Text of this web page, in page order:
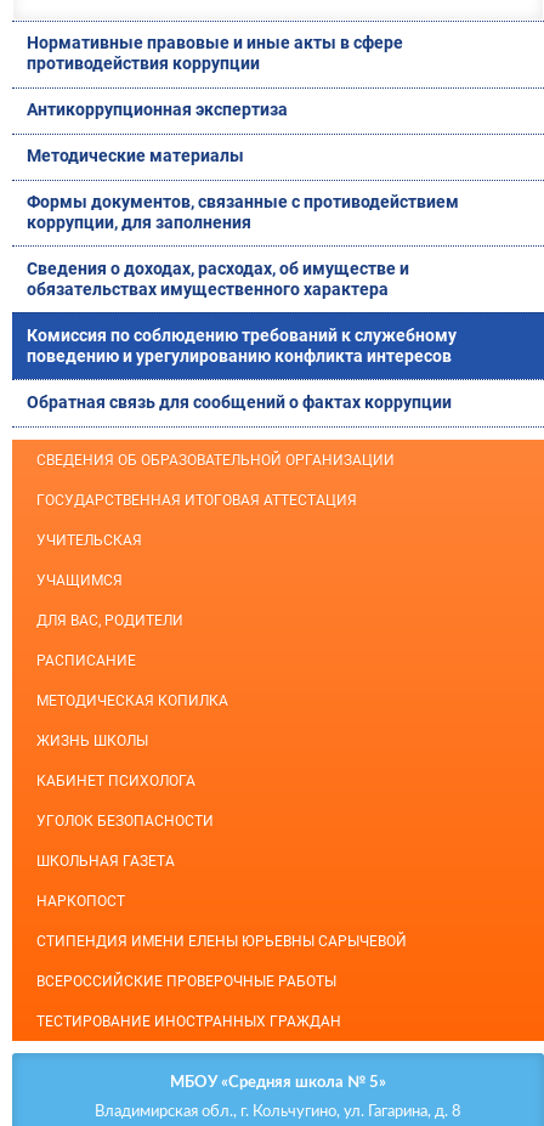
Нормативные правовые и иные акты в сфере
противодействия коррупции
Антикоррупционная экспертиза
Методические материалы
Формы документов, связанные с противодействием
коррупции, для заполнения
Сведения о доходах, расходах, об имуществе и
обязательствах имущественного характера
Комиссия по соблюдению требований к служебному
поведению и урегулированию конфликта интересов
Обратная связь для сообщений о фактах коррупции
СВЕДЕНИЯ ОБ ОБРАЗОВАТЕЛЬНОЙ ОРГАНИЗАЦИИ
ГОСУДАРСТВЕННАЯ ИТОГОВАЯ АТТЕСТАЦИЯ
УЧИТЕЛЬСКАЯ
УЧАЩИМСЯ
ДЛЯ ВАС, РОДИТЕЛИ
РАСПИСАНИЕ
МЕТОДИЧЕСКАЯ КОПИЛКА
ЖИЗНЬ ШКОЛЫ
КАБИНЕТ ПСИХОЛОГА
УГОЛОК БЕЗОПАСНОСТИ
ШКОЛЬНАЯ ГАЗЕТА
НАРКОПОСТ
СТИПЕНДИЯ ИМЕНИ ЕЛЕНЫ ЮРЬЕВНЫ САРЫЧЕВОЙ
ВСЕРОССИЙСКИЕ ПРОВЕРОЧНЫЕ РАБОТЫ
ТЕСТИРОВАНИЕ ИНОСТРАННЫХ ГРАЖДАН
МБОУ «Средняя школа № 5»
Владимирская обл., г. Кольчугино, ул. Гагарина, д. 8